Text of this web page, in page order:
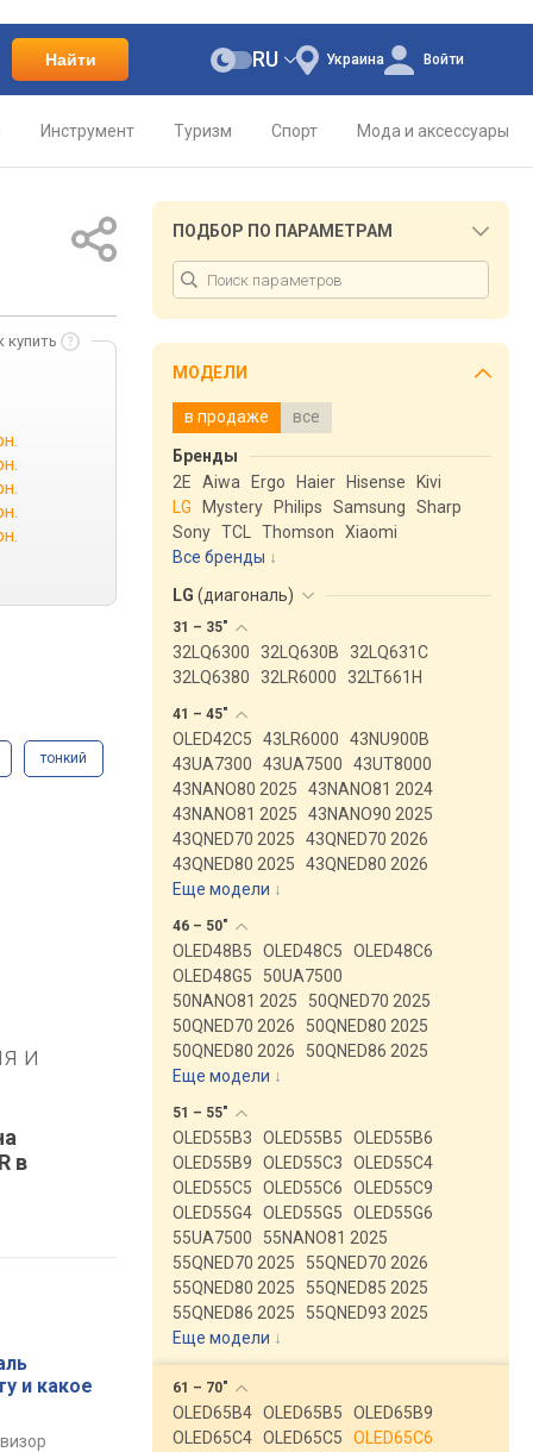
Найти Украина
RU Войти
Инструмент Туризм Спорт Мода и аксессуары
купить
тонкий
и
в
и какое
ПОДБОР ПО ПАРАМЕТРАМ
МОДЕЛИ
в продаже все
Бренды
2E
Aiwa Ergo Haier Hisense
Kivi
LG
Mystery Philips Samsung
Sharp
Sony TCL Thomson
Xiaomi
Все бренды
LG (диагональ)
31 – 35"
32LQ6300 32LQ630B
32LQ631C
32LQ6380
32LR6000 32LT661H
41 – 45"
OLED42C5 43LR6000
43NU900B
43UA7300
43UA7500
43UT8000
43NANO80 2025
43NANO81 2024
43NANO81 2025
43NANO90 2025
43QNED70 2025
43QNED70 2026
43QNED80 2025
43QNED80 2026
Еще модели ↓
46 – 50"
OLED48B5 OLED48C5
OLED48C6
OLED48G5
50UA7500
50NANO81 2025
50QNED70 2025
50QNED70 2026
50QNED80 2025
50QNED80 2026
50QNED86 2025
Еще модели ↓
51 – 55"
OLED55B3 OLED55B5
OLED55B6
OLED55B9
OLED55C3
OLED55C4
OLED55C5
OLED55C6
OLED55C9
OLED55G4 OLED55G5
OLED55G6
55UA7500
55NANO81 2025
55QNED70 2025
55QNED70 2026
55QNED80 2025
55QNED85 2025
55QNED86 2025
55QNED93 2025
Еще модели ↓
61 – 70"
OLED65B4 OLED65B5
OLED65B9
OLED65C4 OLED65C5
OLED65C6